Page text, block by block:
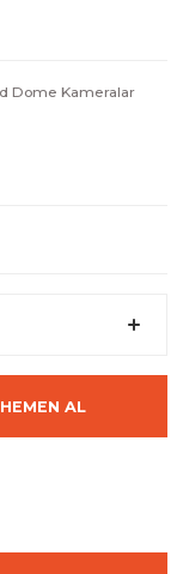
Dome Kameralar
HEMEN AL